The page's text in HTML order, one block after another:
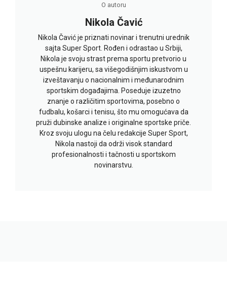
O autoru
Nikola Čavić
Nikola Čavić je priznati novinar i trenutni urednik
sajta Super Sport. Rođen i odrastao u Srbiji,
Nikola je svoju strast prema sportu pretvorio u
uspešnu karijeru, sa višegodišnjim iskustvom u
izveštavanju o nacionalnim i međunarodnim
sportskim događajima. Poseduje izuzetno
znanje o različitim sportovima, posebno o
fudbalu, košarci i tenisu, što mu omogućava da
pruži dubinske analize i originalne sportske priče.
Kroz svoju ulogu na čelu redakcije Super Sport,
Nikola nastoji da održi visok standard
profesionalnosti i tačnosti u sportskom
novinarstvu.